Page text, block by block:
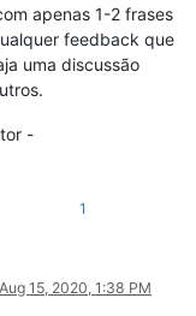
apenas 1-2 frases
feedback que
uma discussão
-
1
Aug 15, 2020, 1:38 PM